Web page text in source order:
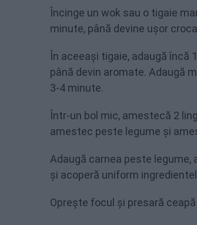
Încinge un wok sau o tigaie
minute, până devine ușor
În aceeași tigaie, adaugă încă
până devin aromate. Adaugă
3-4 minute.
Într-un bol mic, amestecă 2
amestec peste legume și
Adaugă carnea peste
și acoperă uniform
Oprește focul și presară